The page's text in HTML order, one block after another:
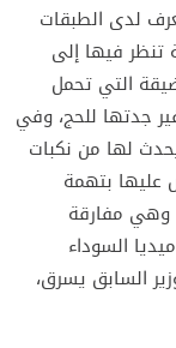
لدى الطبقات
تنظر فيها إلى
التي تحمل
جدتها للحج، وفي
لها من نكبات
بتهمة
وهي مفارقة
السوداء
السابق يسرق،